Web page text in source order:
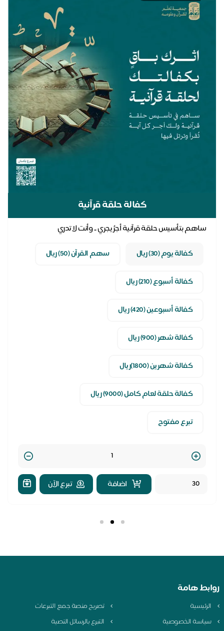
كفالة حلقة قرآنية
ساهم بتأسيس حلقة قرآنية أجرُ يجري .. وأنت لا تدري
كفالة يوم (30) ريال
سهم القرآن (50) ريال
كفالة أسبوع (210) ريال
كفالة أسبوعين (420) ريال
كفالة شهر (900) ريال
كفالة شهرين (1800)ريال
كفالة حلقة لعام كامل (9000) ريال
تبرع مفتوح
Quantity
اضافة
تبرع الآن
هامة
تصريح منصة جمع التبرعات
الخصوصية
التبرع بالرسائل النصية